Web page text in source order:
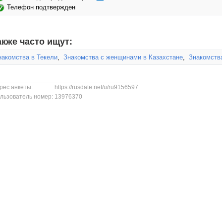
Телефон подтвержден
часто ищут:
в Текели, Знакомства с женщинами в Казахстане,
анкеты:
https://rusdate.net/u/ru9156597
номер: 13976370